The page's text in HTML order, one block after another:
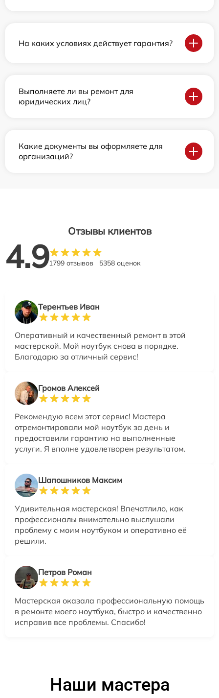
На каких условиях действует гарантия?
Выполняете ли вы ремонт для
юридических лиц?
Какие документы вы оформляете для
организаций?
Отзывы клиентов
4.91799 отзывов 5358 оценок
Терентьев Иван
Оперативный и качественный ремонт в этой
мастерской. Мой ноутбук снова в порядке.
Благодарю за отличный сервис!
Громов Алексей
Рекомендую всем этот сервис! Мастера
отремонтировали мой ноутбук за день и
предоставили гарантию на выполненные
услуги. Я вполне удовлетворен результатом.
Шапошников Максим
Удивительная мастерская! Впечатлило, как
профессионалы внимательно выслушали
проблему с моим ноутбуком и оперативно её
решили.
Петров Роман
Мастерская оказала профессиональную помощь
в ремонте моего ноутбука, быстро и качественно
исправив все проблемы. Спасибо!
Наши мастера